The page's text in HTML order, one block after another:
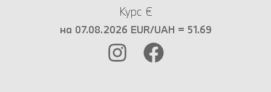
Курс €
на 07.08.2026 EUR/UAH = 51.69